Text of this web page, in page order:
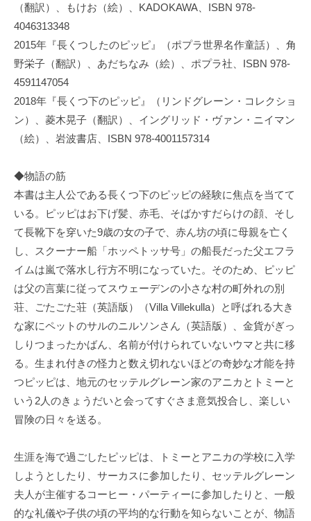
（翻訳）、もけお（絵）、KADOKAWA、ISBN 978-
4046313348
2015年『長くつしたのピッピ』（ポプラ世界名作童話）、角
野栄子（翻訳）、あだちなみ（絵）、ポプラ社、ISBN 978-
4591147054
2018年『長くつ下のピッピ』（リンドグレーン・コレクショ
ン）、菱木晃子（翻訳）、イングリッド・ヴァン・ニイマン
（絵）、岩波書店、ISBN 978-4001157314
◆物語の筋
本書は主人公である長くつ下のピッピの経験に焦点を当てて
いる。ピッピはお下げ髪、赤毛、そばかすだらけの顔、そし
て長靴下を穿いた9歳の女の子で、赤ん坊の頃に母親を亡く
し、スクーナー船「ホッペトッサ号」の船長だった父エフラ
イムは嵐で落水し行方不明になっていた。そのため、ピッピ
は父の言葉に従ってスウェーデンの小さな村の町外れの別
荘、ごたごた荘（英語版）（Villa Villekulla）と呼ばれる大き
な家にペットのサルのニルソンさん（英語版）、金貨がぎっ
しりつまったかばん、名前が付けられていないウマと共に移
る。生まれ付きの怪力と数え切れないほどの奇妙な才能を持
つピッピは、地元のセッテルグレーン家のアニカとトミーと
いう2人のきょうだいと会ってすぐさま意気投合し、楽しい
冒険の日々を送る。
生涯を海で過ごしたピッピは、トミーとアニカの学校に入学
しようとしたり、サーカスに参加したり、セッテルグレーン
夫人が主催するコーヒー・パーティーに参加したりと、一般
的な礼儀や子供の頃の平均的な行動を知らないことが、物語